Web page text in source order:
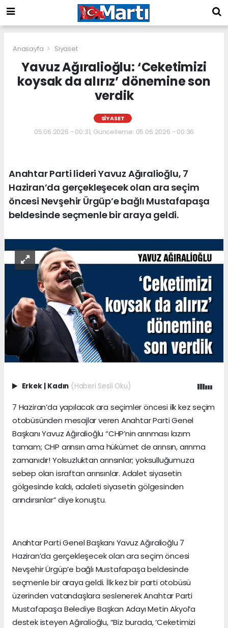
Anasayfa Siyaset
Yavuz Ağıralioğlu: ‘Ceketimizi
koysak da alırız’ dönemine son
verdik
SIYASET
05.06.2026 - 00:31, Güncelleme: 05.06.2026 - 00:36
Anahtar Parti lideri Yavuz Ağıralioğlu, 7
Haziran’da gerçekleşecek olan ara seçim
öncesi Nevşehir Ürgüp’e bağlı Mustafapaşa
beldesinde seçmenle bir araya geldi.
Erkek | Kadın (Haberi Sesli Oku)
7 Haziran’da yapılacak ara seçimler öncesi ilk kez seçim
otobüsünden mesajlar veren Anahtar Parti Genel
Başkanı Yavuz Ağıralioğlu “CHP’nin arınması lazım
tamam; CHP arınsın ama hükümet de arınsın, arınma
zamanıdır! Yolsuzluktan arınsınlar; yoksulluğumuza
sebep olan israftan arınsınlar. Adalet siyasetin
gölgesinde kaldı, adaleti siyasetin gölgesinden
arındırsınlar” diye konuştu.
Anahtar Parti Genel Başkanı Yavuz Ağıralioğlu 7
Haziran’da gerçekleşecek olan ara seçim öncesi
Nevşehir Ürgüp’e bağlı Mustafapaşa beldesinde
seçmenle bir araya geldi. İlk kez bir parti otobüsü
üzerinden vatandaşlara seslenerek Anahtar Parti
Mustafapaşa Belediye Başkan Adayı Metin Akyol’a
destek isteyen Ağıralioğlu, “Biz burada, ‘Ceketimizi